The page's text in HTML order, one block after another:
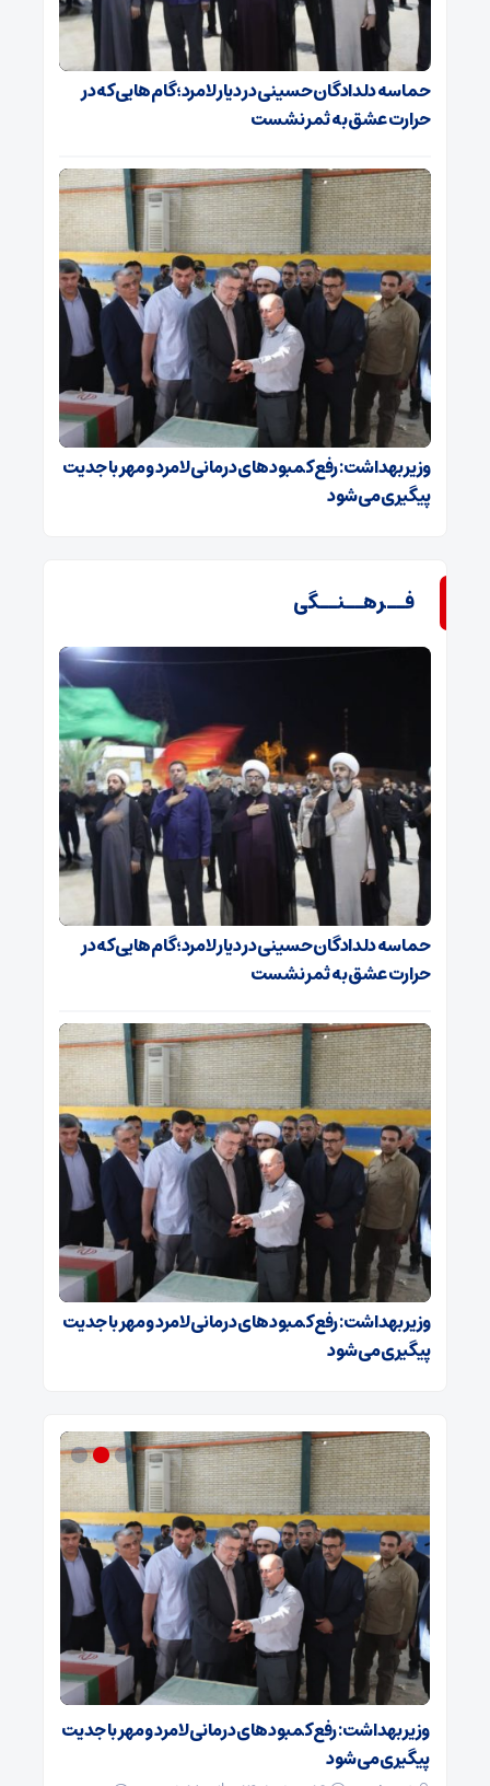
حماسه دلدادگان حسینی در دیار لامرد؛ گام‌هایی که در
حرارت عشق به ثمر نشست
وزیر بهداشت: رفع کمبودهای درمانی لامرد و مهر با جدیت
پیگیری می‌شود
فــرهــنــگی
حماسه دلدادگان حسینی در دیار لامرد؛ گام‌هایی که در
حرارت عشق به ثمر نشست
وزیر بهداشت: رفع کمبودهای درمانی لامرد و مهر با جدیت
پیگیری می‌شود
وزیر بهداشت: رفع کمبودهای درمانی لامرد و مهر با جدیت
پیگیری می‌شود